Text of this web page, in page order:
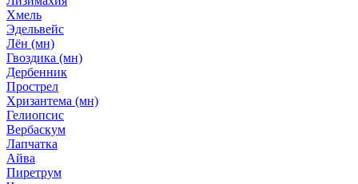
Хмель
Эдельвейс
Лён (мн)
Гвоздика (мн)
Дербенник
Прострел
Хризантема (мн)
Гелиопсис
Вербаскум
Лапчатка
Айва
Пиретрум